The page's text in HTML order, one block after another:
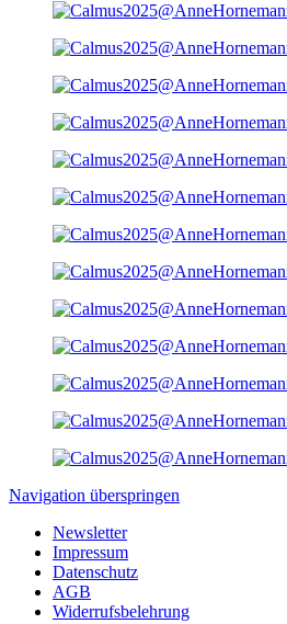
Navigation überspringen
Newsletter
Impressum
Datenschutz
AGB
Widerrufsbelehrung